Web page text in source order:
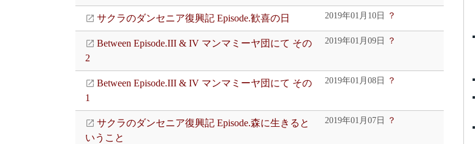
サクラのダンセニア復興記 Episode.歓喜の日 2019年01月10日 ？
Between Episode.III & IV マンマミーヤ団にて その
2
2019年01月09日 ？
Between Episode.III & IV マンマミーヤ団にて その
1
2019年01月08日 ？
サクラのダンセニア復興記 Episode.森に生きると
いうこと
2019年01月07日 ？